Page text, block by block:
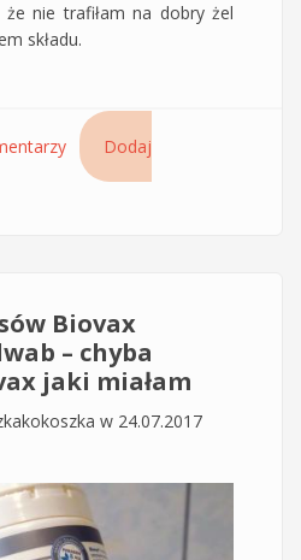
nie trafiłam na dobry żel
składu.
żel aloesowy Holika Holika -
włosów na żel aloesowy
Dodaj
Biovax
– chyba
jaki miałam
w 24.07.2017